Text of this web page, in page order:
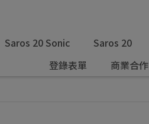
Saros 20 Sonic Saros 20
登錄表單
商業合作